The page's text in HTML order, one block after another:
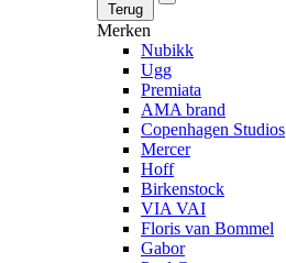
Terug
Merken
Nubikk
Ugg
Premiata
AMA brand
Copenhagen Studios
Mercer
Hoff
Birkenstock
VIA VAI
Floris van Bommel
Gabor